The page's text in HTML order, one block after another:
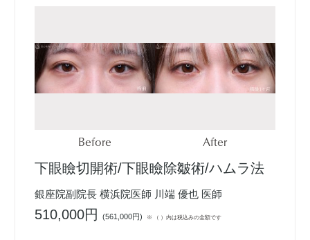
Before After
下眼瞼切開術/下眼瞼除皺術/ハムラ法
銀座院副院長 横浜院医師 川端 優也 医師
510,000円(561,000円) ※ （ ）内は税込みの金額です